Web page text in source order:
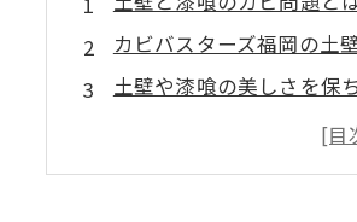
カビバスターズ福岡の土
土壁や漆喰の美しさを保